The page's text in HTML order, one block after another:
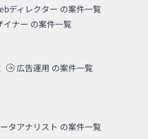
ディレクター の案件一覧
イナー の案件一覧
広告運用 の案件一覧
タアナリスト の案件一覧